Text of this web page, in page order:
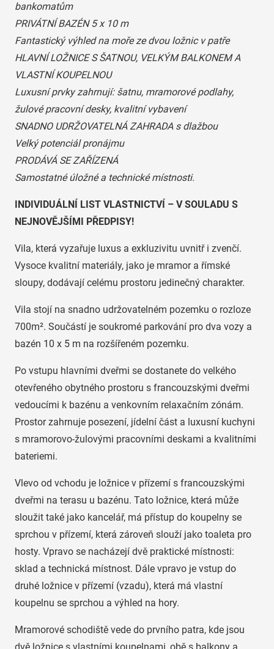
bankomatům
PRIVÁTNÍ BAZÉN 5 x 10 m
Fantastický výhled na moře ze dvou ložnic v patře
HLAVNÍ LOŽNICE S ŠATNOU, VELKÝM BALKONEM A
VLASTNÍ KOUPELNOU
Luxusní prvky zahrnují: šatnu, mramorové podlahy,
žulové pracovní desky, kvalitní vybavení
SNADNO UDRŽOVATELNÁ ZAHRADA s dlažbou
Velký potenciál pronájmu
PRODÁVÁ SE ZAŘÍZENÁ
Samostatné úložné a technické místnosti.
INDIVIDUÁLNÍ LIST VLASTNICTVÍ – V SOULADU S
NEJNOVĚJŠÍMI PŘEDPISY!
Vila, která vyzařuje luxus a exkluzivitu uvnitř i zvenčí.
Vysoce kvalitní materiály, jako je mramor a římské
sloupy, dodávají celému prostoru jedinečný charakter.
Vila stojí na snadno udržovatelném pozemku o rozloze
700m². Součástí je soukromé parkování pro dva vozy a
bazén 10 x 5 m na rozšířeném pozemku.
Po vstupu hlavními dveřmi se dostanete do velkého
otevřeného obytného prostoru s francouzskými dveřmi
vedoucími k bazénu a venkovním relaxačním zónám.
Prostor zahrnuje posezení, jídelní část a luxusní kuchyni
s mramorovo-žulovými pracovními deskami a kvalitními
bateriemi.
Vlevo od vchodu je ložnice v přízemí s francouzskými
dveřmi na terasu u bazénu. Tato ložnice, která může
sloužit také jako kancelář, má přístup do koupelny se
sprchou v přízemí, která zároveň slouží jako toaleta pro
hosty. Vpravo se nacházejí dvě praktické místnosti:
sklad a technická místnost. Dále vpravo je vstup do
druhé ložnice v přízemí (vzadu), která má vlastní
koupelnu se sprchou a výhled na hory.
Mramorové schodiště vede do prvního patra, kde jsou